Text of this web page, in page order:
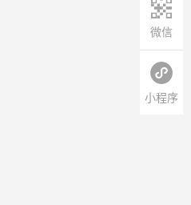
微信
小程序